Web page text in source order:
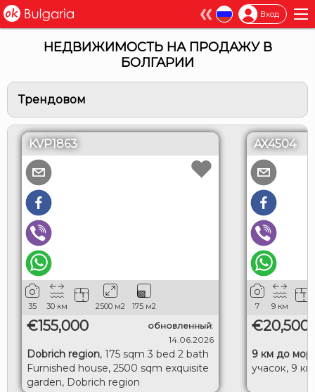
Вход ×
НЕДВИЖИМОСТЬ НА ПРОДАЖУ В
БОЛГАРИИ
Трендовом
KVP1863
35 30 км 2500 м2 175 м2
€155,000 обновленный:
14.06.2026
Dobrich region, 175 sqm 3 bed 2 bath
Furnished house, 2500 sqm exquisite
garden, Dobrich region
AX4504
7 9 км
€20,500
9 км до
учасок, 9